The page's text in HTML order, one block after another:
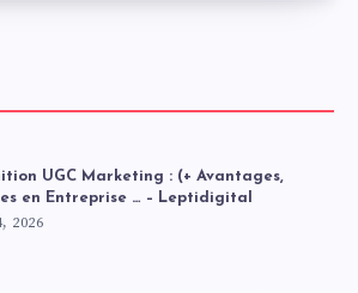
UGC Marketing : (+ Avantages,
en Entreprise … – Leptidigital
2026